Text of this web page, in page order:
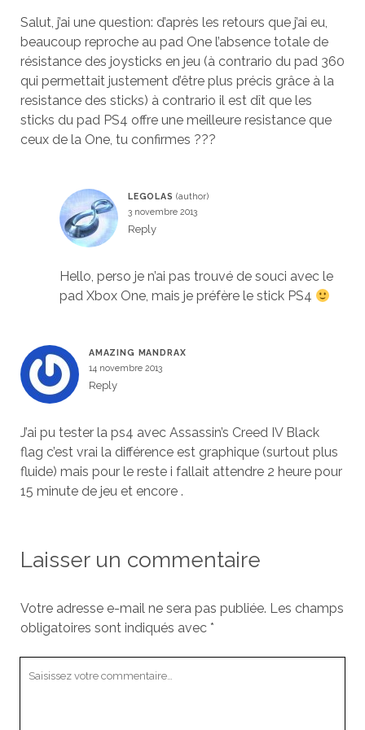
Salut, j’ai une question: d’après les retours que j’ai eu,
beaucoup reproche au pad One l’absence totale de
résistance des joysticks en jeu (à contrario du pad 360
qui permettait justement d’être plus précis grâce à la
resistance des sticks) à contrario il est dît que les
sticks du pad PS4 offre une meilleure resistance que
ceux de la One, tu confirmes ???
LEGOLAS
3 novembre 2013
Reply
Hello, perso je n’ai pas trouvé de souci avec le
pad Xbox One, mais je préfère le stick PS4
AMAZING MANDRAX
14 novembre 2013
Reply
J’ai pu tester la ps4 avec Assassin’s Creed IV Black
flag c’est vrai la différence est graphique (surtout plus
fluide) mais pour le reste i fallait attendre 2 heure pour
15 minute de jeu et encore .
Laisser un commentaire
Votre adresse e-mail ne sera pas publiée. Les champs
obligatoires sont indiqués avec *